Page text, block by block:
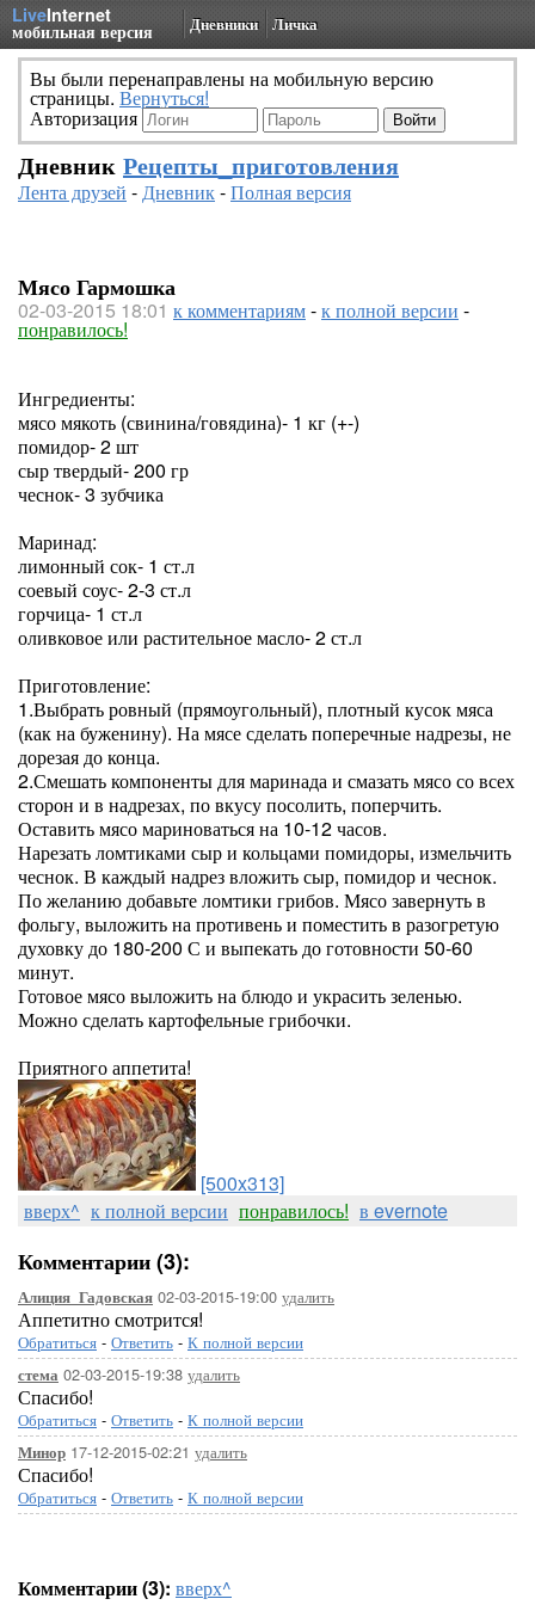
LiveInternet
мобильная версия Дневники Личка
Вы были перенаправлены на мобильную версию
страницы. Вернуться!
Авторизация
Дневник Рецепты_приготовления
Лента друзей -Дневник-Полная версия
Мясо Гармошка
02-03-2015 18:01 к комментариям-к полной версии -
понравилось!
Ингредиенты:
мясо мякоть (свинина/говядина)- 1 кг (+-)
помидор- 2 шт
сыр твердый- 200 гр
чеснок- 3 зубчика
Маринад:
лимонный сок- 1 ст.л
соевый соус- 2-3 ст.л
горчица- 1 ст.л
оливковое или растительное масло- 2 ст.л
Приготовление:
1.Выбрать ровный (прямоугольный), плотный кусок мяса
(как на буженину). На мясе сделать поперечные надрезы, не
дорезая до конца.
2.Смешать компоненты для маринада и смазать мясо со всех
сторон и в надрезах, по вкусу посолить, поперчить.
Оставить мясо мариноваться на 10-12 часов.
Нарезать ломтиками сыр и кольцами помидоры, измельчить
чеснок. В каждый надрез вложить сыр, помидор и чеснок.
По желанию добавьте ломтики грибов. Мясо завернуть в
фольгу, выложить на противень и поместить в разогретую
духовку до 180-200 С и выпекать до готовности 50-60
минут.
Готовое мясо выложить на блюдо и украсить зеленью.
Можно сделать картофельные грибочки.
Приятного аппетита!
[500x313]
вверх^ к полной версии понравилось! в evernote
Комментарии (3):
Алиция_Гадовская 02-03-2015-19:00 удалить
Аппетитно смотрится!
Обратиться - Ответить - К полной версии
стема 02-03-2015-19:38 удалить
Спасибо!
Обратиться - Ответить - К полной версии
Минор 17-12-2015-02:21 удалить
Спасибо!
Обратиться - Ответить - К полной версии
Комментарии (3): вверх^